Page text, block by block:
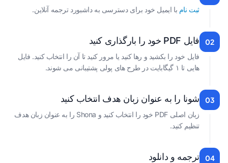
ثبت نام با ایمیل خود برای دسترسی به داشبورد ترجمه آنلاین.
02 فایل PDF خود را بارگذاری کنید
فایل خود را بکشید و رها کنید یا مرور کنید تا آن را انتخاب کنید. فایل
هایی تا ۱ گیگابایت در طرح های پولی پشتیبانی می شوند.
03 شونا را به عنوان زبان هدف انتخاب کنید
زبان اصلی PDF خود را انتخاب کنید و Shona را به عنوان زبان هدف
تنظیم کنید.
04 ترجمه و دانلود